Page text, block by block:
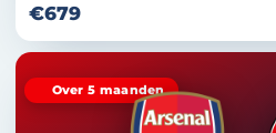
€679
Over 5 maanden